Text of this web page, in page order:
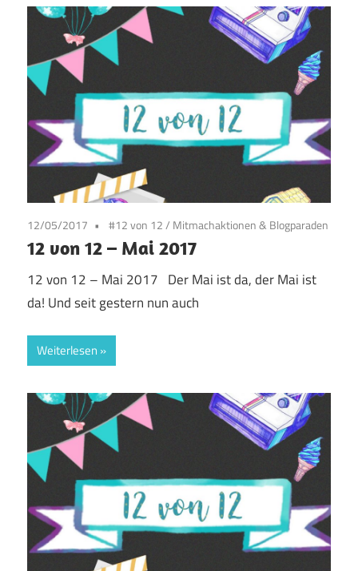
Food-
Travelblog
12/05/2017 #12 von 12/ Mitmachaktionen & Blogparaden
12 von 12 – Mai 2017
12 von 12 – Mai 2017 Der Mai ist da, der Mai ist
da! Und seit gestern nun auch
Weiterlesen